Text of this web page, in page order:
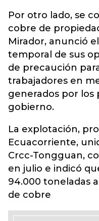
Por otro lado, se
cobre de
Mirador, anunció
temporal de sus
de precaución
trabajadores en
generados por los
gobierno.
La explotación,
Ecuacorriente,
Crcc-Tongguan,
en julio e indicó
94.000 toneladas
de cobre